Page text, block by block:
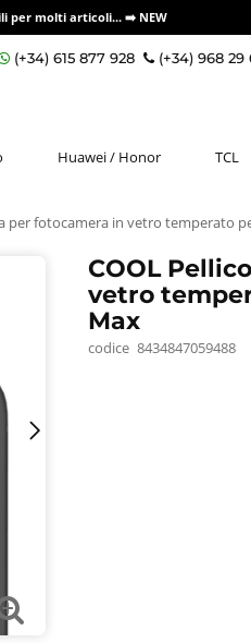
per molti articoli... ➡️ NEW
(+34) 615 877 928 (+34) 968 29
Huawei / Honor TCL
per fotocamera in vetro temperato
COOL
vetro
Max
codice 8434847059488